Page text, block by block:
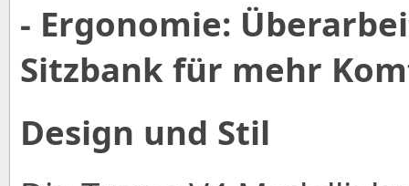
- Ergonomie:
Sitzbank für mehr
Design und Stil